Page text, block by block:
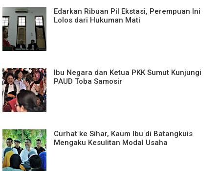
Edarkan Ribuan Pil Ekstasi, Perempuan Ini
Lolos dari Hukuman Mati
Ibu Negara dan Ketua PKK Sumut Kunjungi
PAUD Toba Samosir
Curhat ke Sihar, Kaum Ibu di Batangkuis
Mengaku Kesulitan Modal Usaha